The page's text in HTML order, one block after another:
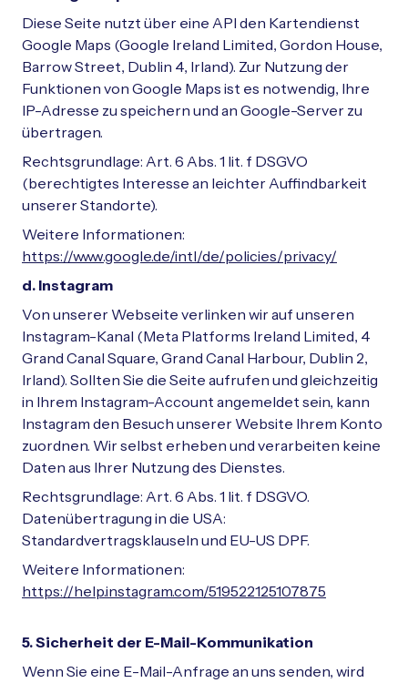
Diese Seite nutzt über eine API den Kartendienst
Google Maps (Google Ireland Limited, Gordon House,
Barrow Street, Dublin 4, Irland). Zur Nutzung der
Funktionen von Google Maps ist es notwendig, Ihre
IP-Adresse zu speichern und an Google-Server zu
übertragen.
Rechtsgrundlage: Art. 6 Abs. 1 lit. f DSGVO
(berechtigtes Interesse an leichter Auffindbarkeit
unserer Standorte).
Weitere Informationen:
https://www.google.de/intl/de/policies/privacy/
d. Instagram
Von unserer Webseite verlinken wir auf unseren
Instagram-Kanal (Meta Platforms Ireland Limited, 4
Grand Canal Square, Grand Canal Harbour, Dublin 2,
Irland). Sollten Sie die Seite aufrufen und gleichzeitig
in Ihrem Instagram-Account angemeldet sein, kann
Instagram den Besuch unserer Website Ihrem Konto
zuordnen. Wir selbst erheben und verarbeiten keine
Daten aus Ihrer Nutzung des Dienstes.
Rechtsgrundlage: Art. 6 Abs. 1 lit. f DSGVO.
Datenübertragung in die USA:
Standardvertragsklauseln und EU-US DPF.
Weitere Informationen:
https://help.instagram.com/519522125107875
5. Sicherheit der E-Mail-Kommunikation
Wenn Sie eine E-Mail-Anfrage an uns senden, wird